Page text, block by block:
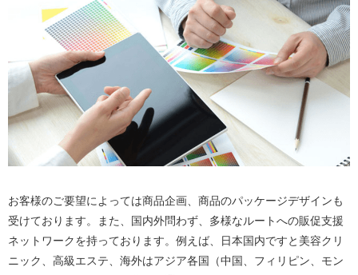
お客様のご要望によっては商品企画、商品のパッケージデザインも
受けております。また、国内外問わず、多様なルートへの販促支援
ネットワークを持っております。例えば、日本国内ですと美容クリ
ニック、高級エステ、海外はアジア各国（中国、フィリピン、モン